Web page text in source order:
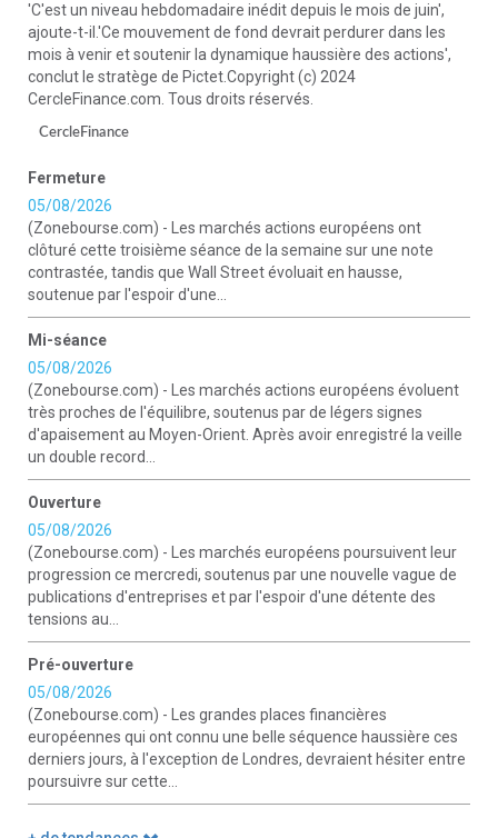
'C'est un niveau hebdomadaire inédit depuis le mois de juin',
ajoute-t-il.'Ce mouvement de fond devrait perdurer dans les
mois à venir et soutenir la dynamique haussière des actions',
conclut le stratège de Pictet.Copyright (c) 2024
CercleFinance.com. Tous droits réservés.
CercleFinance
Fermeture
05/08/2026
(Zonebourse.com) - Les marchés actions européens ont
clôturé cette troisième séance de la semaine sur une note
contrastée, tandis que Wall Street évoluait en hausse,
soutenue par l'espoir d'une...
Mi-séance
05/08/2026
(Zonebourse.com) - Les marchés actions européens évoluent
très proches de l'équilibre, soutenus par de légers signes
d'apaisement au Moyen-Orient. Après avoir enregistré la veille
un double record...
Ouverture
05/08/2026
(Zonebourse.com) - Les marchés européens poursuivent leur
progression ce mercredi, soutenus par une nouvelle vague de
publications d'entreprises et par l'espoir d'une détente des
tensions au...
Pré-ouverture
05/08/2026
(Zonebourse.com) - Les grandes places financières
européennes qui ont connu une belle séquence haussière ces
derniers jours, à l'exception de Londres, devraient hésiter entre
poursuivre sur cette...